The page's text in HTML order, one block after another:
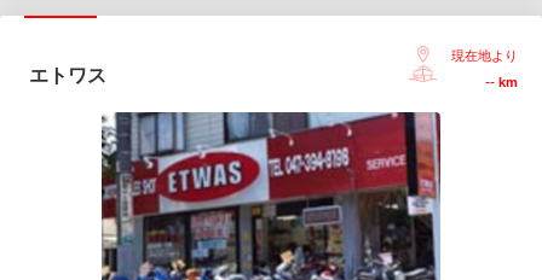
エトワス
現在地より
-- km